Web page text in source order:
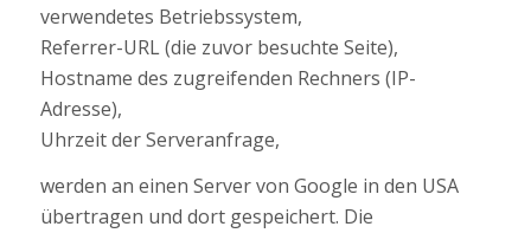
verwendetes Betriebssystem,
Referrer-URL (die zuvor besuchte Seite),
Hostname des zugreifenden Rechners (IP-
Adresse),
Uhrzeit der Serveranfrage,
werden an einen Server von Google in den USA
übertragen und dort gespeichert. Die